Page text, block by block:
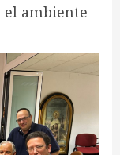
el ambiente